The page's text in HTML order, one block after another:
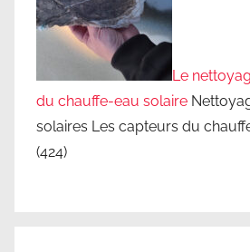
Le
du chauffe-eau solaire
solaires Les capteurs du
(424)